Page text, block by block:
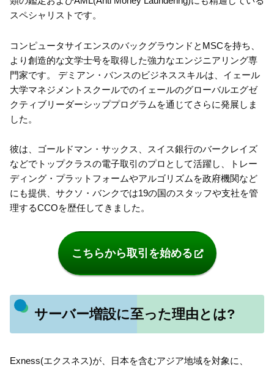
スペシャリストです。
コンピュータサイエンスのバックグラウンドとMSCを持ち、
より創造的な文学士号を取得した強力なエンジニアリング専
門家です。 デミアン・バンスのビジネススキルは、イェール
大学マネジメントスクールでのイェールのグローバルエグゼ
クティブリーダーシッププログラムを通じてさらに発展しま
した。
彼は、ゴールドマン・サックス、スイス銀行のバークレイズ
などでトップクラスの電子取引のプロとして活躍し、トレー
ディング・プラットフォームやアルゴリズムを政府機関など
にも提供、サクソ・バンクでは19の国のスタッフや支社を管
理するCCOを歴任してきました。
こちらから取引を始める
サーバー増設に至った理由とは?
Exness(エクスネス)が、日本を含むアジア地域を対象に、